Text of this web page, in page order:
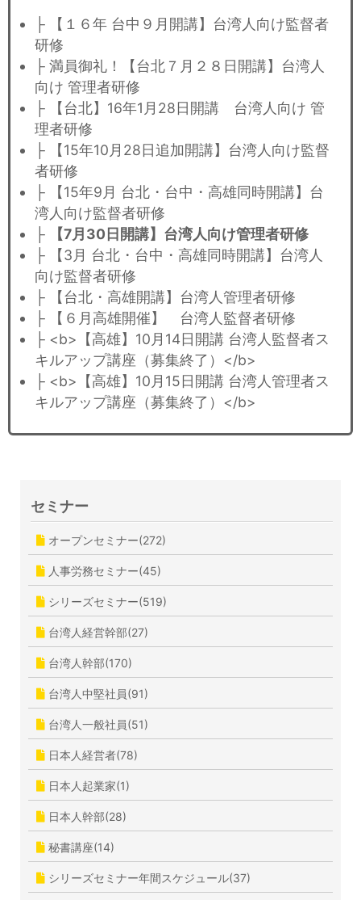
├ 【１６年 台中９月開講】台湾人向け監督者
研修
├ 満員御礼！【台北７月２８日開講】台湾人
向け 管理者研修
├ 【台北】16年1月28日開講 台湾人向け 管
理者研修
├ 【15年10月28日追加開講】台湾人向け監督
者研修
├ 【15年9月 台北・台中・高雄同時開講】台
湾人向け監督者研修
├
【7月30日開講】台湾人向け管理者研修
├ 【3月 台北・台中・高雄同時開講】台湾人
向け監督者研修
├ 【台北・高雄開講】台湾人管理者研修
├ 【６月高雄開催】 台湾人監督者研修
├ <b>【高雄】10月14日開講 台湾人監督者ス
キルアップ講座（募集終了）</b>
├ <b>【高雄】10月15日開講 台湾人管理者ス
キルアップ講座（募集終了）</b>
セミナー
オープンセミナー(272)
人事労務セミナー(45)
シリーズセミナー(519)
台湾人経営幹部(27)
台湾人幹部(170)
台湾人中堅社員(91)
台湾人一般社員(51)
日本人経営者(78)
日本人起業家(1)
日本人幹部(28)
秘書講座(14)
シリーズセミナー年間スケジュール(37)